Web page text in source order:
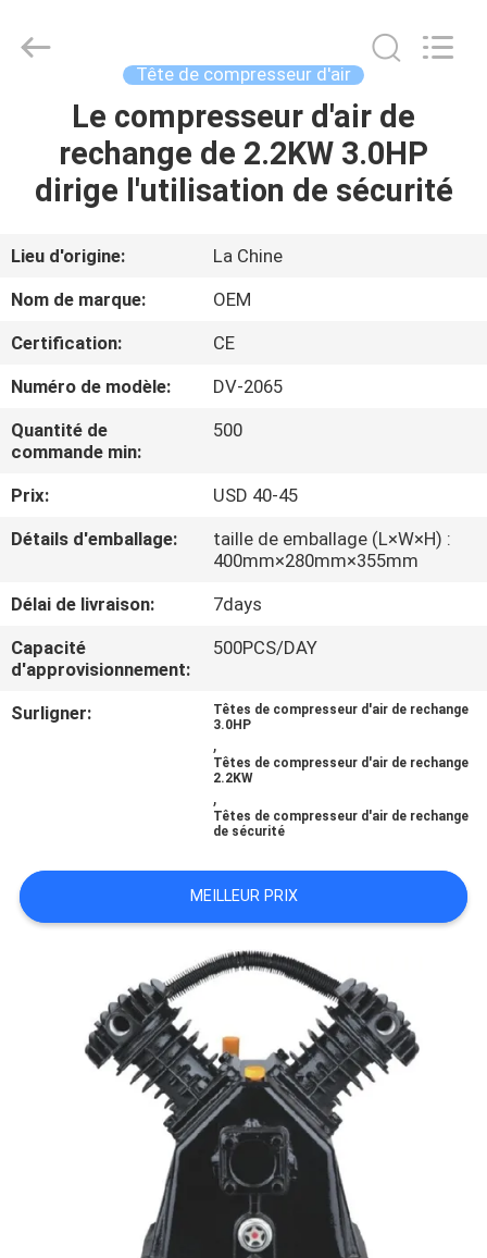
ACCUEIL
PRODUITS
À
PROPOS
DE
VISITE
L'USINE
QUALITÉ
CONTACTEZ-
NOUS
LES
AFFAIRES
UN DEVIS
Machinery
Tête de compresseur d'air
Le compresseur d'air de
rechange de 2.2KW 3.0HP
dirige l'utilisation de sécurité
Lieu d'origine:
La Chine
Nom de marque:
OEM
Certification:
CE
Numéro de modèle:
DV-2065
Quantité de
commande min:
500
Prix:
USD 40-45
Détails d'emballage:
taille de emballage (L×W×H) :
400mm×280mm×355mm
Délai de livraison:
7days
Capacité
d'approvisionnement:
500PCS/DAY
Surligner:
Têtes de compresseur d'air de rechange
3.0HP
,
Têtes de compresseur d'air de rechange
2.2KW
,
Têtes de compresseur d'air de rechange
de sécurité
MEILLEUR PRIX